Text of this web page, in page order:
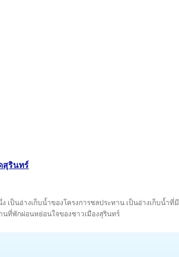
สุรินทร์
ป็นอ่างเก็บน้ำของโครงการชลประทาน เป็นอ่างเก็บน้ำที่มี
นที่พักผ่อนหย่อนใจของชาวเมืองสุรินทร์